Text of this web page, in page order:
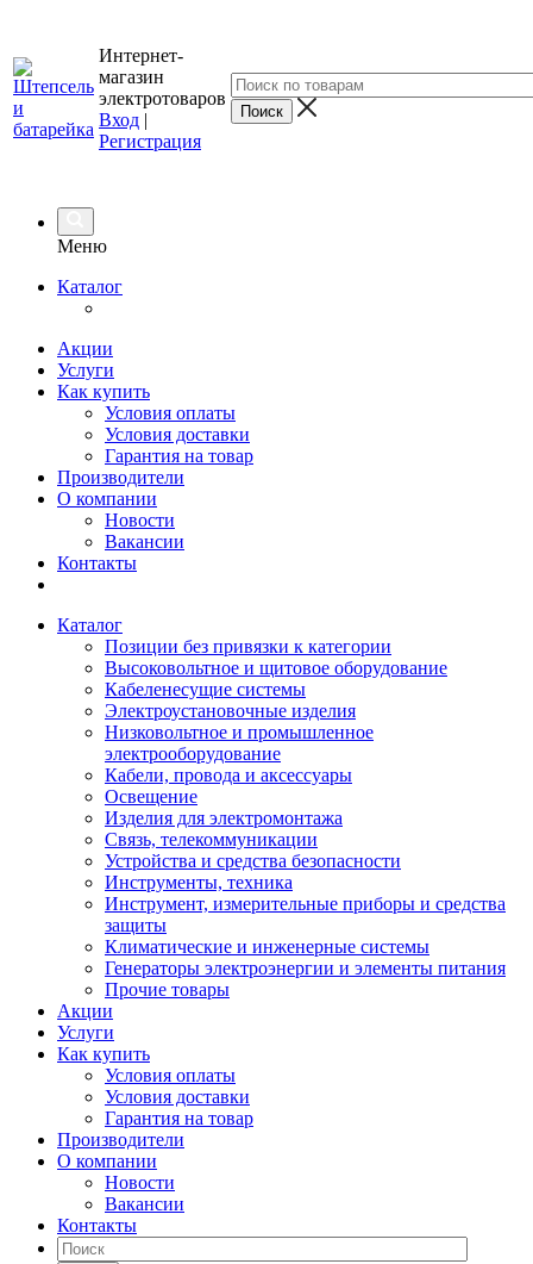
Интернет-
магазин
электротоваров
Вход |
Регистрация
Меню
Каталог
Акции
Услуги
Как купить
Условия оплаты
Условия доставки
Гарантия на товар
Производители
О компании
Новости
Вакансии
Контакты
Каталог
Позиции без привязки к категории
Высоковольтное и щитовое оборудование
Кабеленесущие системы
Электроустановочные изделия
Низковольтное и промышленное
электрооборудование
Кабели, провода и аксессуары
Освещение
Изделия для электромонтажа
Связь, телекоммуникации
Устройства и средства безопасности
Инструменты, техника
Инструмент, измерительные приборы и средства
защиты
Климатические и инженерные системы
Генераторы электроэнергии и элементы питания
Прочие товары
Акции
Услуги
Как купить
Условия оплаты
Условия доставки
Гарантия на товар
Производители
О компании
Новости
Вакансии
Контакты